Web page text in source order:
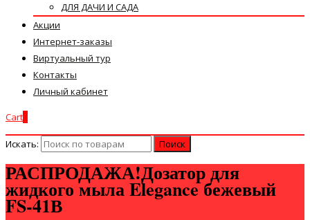
ДЛЯ ДАЧИ И САДА
Акции
Интернет-заказы
Виртуальный тур
Контакты
Личный кабинет
Cart
Искать:
РАСПРОДАЖА!Дозатор для
жидкого мыла Elegance бежевый
FS-41В